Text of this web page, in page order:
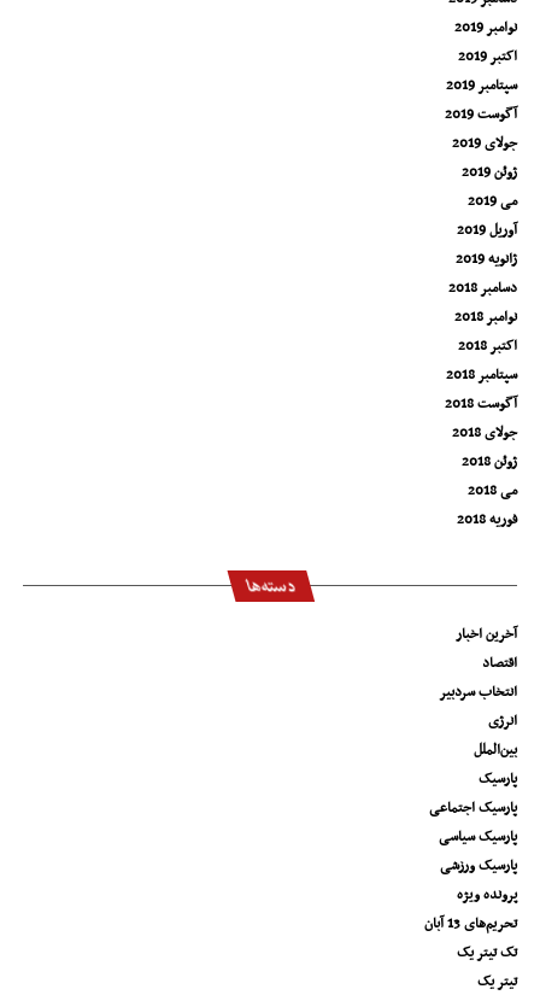
نوامبر 2019
اکتبر 2019
سپتامبر 2019
آگوست 2019
جولای 2019
ژوئن 2019
می 2019
آوریل 2019
ژانویه 2019
دسامبر 2018
نوامبر 2018
اکتبر 2018
سپتامبر 2018
آگوست 2018
جولای 2018
ژوئن 2018
می 2018
فوریه 2018
دسته‌ها
آخرین اخبار
اقتصاد
انتخاب سردبیر
انرژی
بین‌الملل
پارسیک
پارسیک اجتماعی
پارسیک سیاسی
پارسیک ورزشی
پرونده ویژه
تحریم‌های 13 آبان
تک تیتر یک
تیتر یک